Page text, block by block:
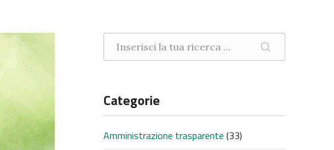
CERCA
Categorie
Amministrazione trasparente (33)